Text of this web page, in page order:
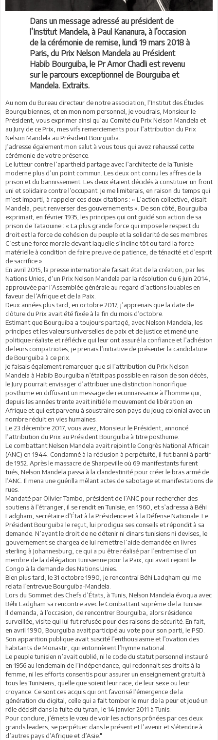
Dans un message adressé au président de
l’Institut Mandela, à Paul Kananura, à l’occasion
de la cérémonie de remise, lundi 19 mars 2018 à
Paris, du Prix Nelson Mandela au Président
Habib Bourguiba, le Pr Amor Chadli est revenu
sur le parcours exceptionnel de Bourguiba et
Mandela. Extraits.
Au nom du Bureau directeur de notre association, l’Institut des Études
Bourguibiennes, et en mon nom personnel, je voudrais, Monsieur le
Président, vous exprimer ainsi qu’au Comité du Prix Nelson Mandela et
au Jury de ce Prix, mes vifs remerciements pour l’attribution du Prix
Nelson Mandela au Président Bourguiba.
J’adresse également mon salut à vous tous qui avez rehaussé cette
cérémonie de votre présence.
Le lutteur contre l’apartheid partage avec l’architecte de la Tunisie
moderne plus d’un point commun. Les deux ont connu les affres de la
prison et du bannissement. Les deux étaient décidés à constituer un front
uni et solidaire contre l’occupant. Je me limiterais, en raison du temps qui
m’est imparti, à rappeler ces deux citations : « L’action collective, disait
Mandela, peut renverser des gouvernements ». De son côté, Bourguiba
exprimait, en février 1935, les principes qui ont guidé son action de sa
prison de Tataouine : « La plus grande force qui impose le respect du
droit est la force de cohésion du peuple et la solidarité de ses membres.
C’est une force morale devant laquelle s’incline tôt ou tard la force
matérielle à condition de faire preuve de patience, de ténacité et d’esprit
de sacrifice ».
En avril 2015, la presse internationale faisait état de la création, par les
Nations Unies, d’un Prix Nelson Mandela par la résolution du 6 juin 2014,
approuvée par l’Assemblée générale au regard d’actions louables en
faveur de l’Afrique et de la Paix.
Deux années plus tard, en octobre 2017, j’apprenais que la date de
clôture du Prix avait été fixée à la fin du mois d’octobre.
Estimant que Bourguiba a toujours partagé, avec Nelson Mandela, les
principes et les valeurs universelles de paix et de justice et mené une
politique réaliste et réfléchie qui leur ont assuré la confiance et l’adhésion
de leurs compatriotes, je prenais l’initiative de présenter la candidature
de Bourguiba à ce prix.
Je faisais également remarquer que si l’attribution du Prix Nelson
Mandela à Habib Bourguiba n’était pas possible en raison de son décès,
le Jury pourrait envisager d’attribuer une distinction honorifique
posthume en diffusant un message de reconnaissance à l’homme qui,
depuis les années trente avait initié le mouvement de libération en
Afrique et qui est parvenu à soustraire son pays du joug colonial avec un
nombre réduit en vies humaines.
Le 23 décembre 2017, vous avez, Monsieur le Président, annoncé
l’attribution du Prix au Président Bourguiba à titre posthume.
Le combattant Nelson Mandela avait rejoint le Congrès National Africain
(ANC) en 1944. Condamné à la réclusion à perpétuité, il fut banni à partir
de 1952. Après le massacre de Sharpeville où 69 manifestants furent
tués, Nelson Mandela passa à la clandestinité pour créer le bras armé de
l’ANC. Il mena une guérilla mêlant actes de sabotage et manifestations de
rues.
Mandaté par Olivier Tambo, président de l’ANC pour rechercher des
soutiens à l’étranger, il se rendit en Tunisie, en 1960, et s’adressa à Béhi
Ladgham, secrétaire d’État à la Présidence et à la Défense Nationale. Le
Président Bourguiba le reçut, lui prodigua ses conseils et répondit à sa
demande. N’ayant le droit de ne détenir ni dinars tunisiens ni devises, le
gouvernement se chargea de lui remettre l’aide demandée en livres
sterling à Johannesburg, ce qui a pu être réalisé par l’entremise d’un
membre de la délégation tunisienne pour la Paix, qui avait rejoint le
Congo à la demande des Nations Unies.
Bien plus tard, le 31 octobre 1990, je rencontrai Béhi Ladgham qui me
relata l’entrevue Bourguiba-Mandela.
Lors du Sommet des Chefs d’États, à Tunis, Nelson Mandela évoqua avec
Béhi Ladgham sa rencontre avec le Combattant suprême de la Tunisie.
Il demanda, à l’occasion, de rencontrer Bourguiba, alors résidence
surveillée, visite qui lui fut refusée pour des raisons de sécurité. En fait,
en avril 1990, Bourguiba avait participé au vote pour son parti, le PSD.
Son apparition publique avait suscité l’enthousiasme et l’ovation des
habitants de Monastir, qui entonnèrent l’hymne national.
Le peuple tunisien n’avait oublié, ni le code du statut personnel instauré
en 1956 au lendemain de l’indépendance, qui redonnait ses droits à la
femme, ni les efforts consentis pour assurer un enseignement gratuit à
tous les Tunisiens, quelle que soient leur race, de leur sexe ou leur
croyance. Ce sont ces acquis qui ont favorisé l’émergence de la
génération du digital, celle qui a fait tomber le mur de la peur et joué un
rôle décisif dans la fuite du tyran, le 14 janvier 2011 à Tunis.
Pour conclure, j’émets le vœu de voir les actions prônées par ces deux
grands leaders, se perpétuer dans le présent et l’avenir et s’étendre à
d’autres pays d’Afrique et d’Asie."